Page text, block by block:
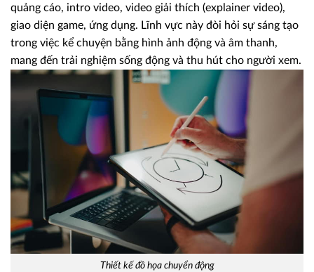
quảng cáo, intro video, video giải thích (explainer video),
giao diện game, ứng dụng. Lĩnh vực này đòi hỏi sự sáng tạo
trong việc kể chuyện bằng hình ảnh động và âm thanh,
mang đến trải nghiệm sống động và thu hút cho người xem.
Thiết kế đồ họa chuyển động